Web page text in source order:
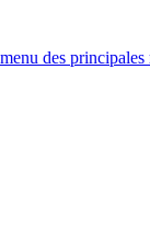
des principales